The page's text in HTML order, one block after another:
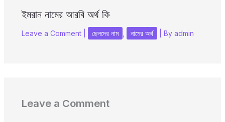
ইমরান নামের আরবি অর্থ কি
Leave a Comment ছেলদের নাম নামের অর্থ | By admin
Leave a Comment